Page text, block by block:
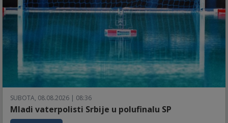
SUBOTA, 08.08.2026 | 08:36
Mladi vaterpolisti Srbije u polufinalu SP